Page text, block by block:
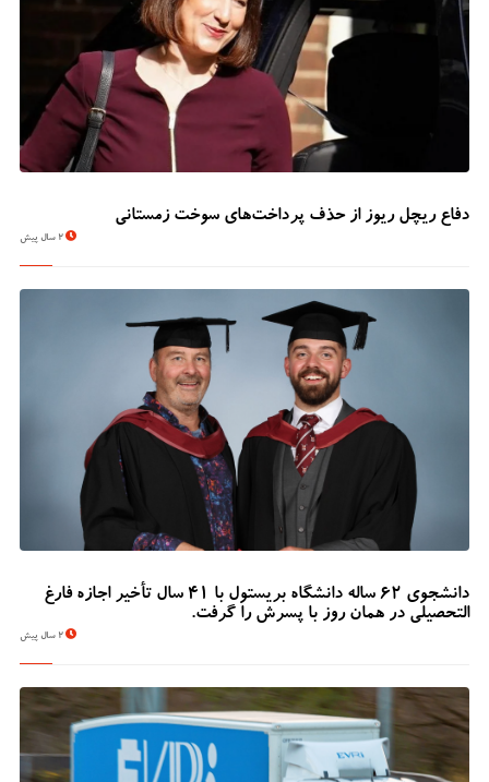
دفاع ریچل ریوز از حذف پرداخت‌های سوخت زمستانی
2 سال پیش
دانشجوی 62 ساله دانشگاه بریستول با 41 سال تأخیر اجازه فارغ
التحصیلی در همان روز با پسرش را گرفت.
2 سال پیش